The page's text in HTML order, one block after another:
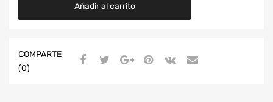
Añadir al carrito
COMPARTE
(0)